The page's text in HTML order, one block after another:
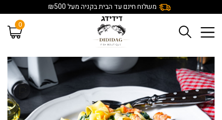
משלוח חינם עד הבית בקניה מעל ₪500
0